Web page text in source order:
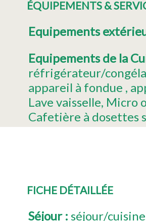
ÉQUIPEMENTS &
Equipements
Equipements de la
réfrigérateur/
appareil à fondue
Lave vaisselle Micro
Cafetière à dosettes
FICHE DÉTAILLÉE
Séjour : séjour/cuisine